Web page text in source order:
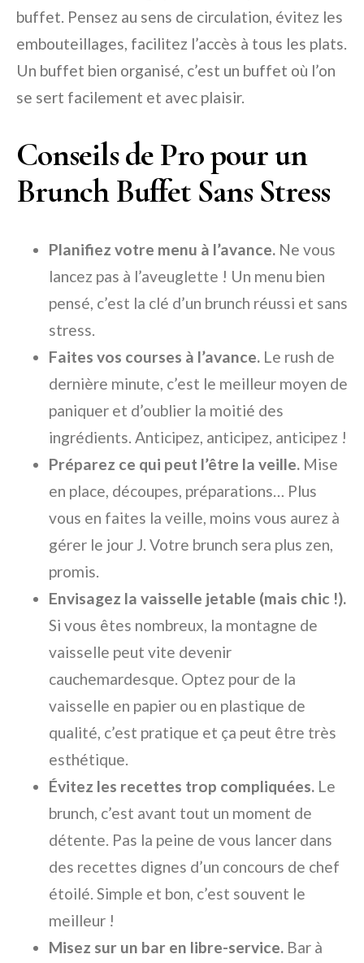
buffet. Pensez au sens de circulation, évitez les
embouteillages, facilitez l’accès à tous les plats.
Un buffet bien organisé, c’est un buffet où l’on
se sert facilement et avec plaisir.
Conseils de Pro pour un
Brunch Buffet Sans Stress
Planifiez votre menu à l’avance. Ne vous
lancez pas à l’aveuglette ! Un menu bien
pensé, c’est la clé d’un brunch réussi et sans
stress.
Faites vos courses à l’avance. Le rush de
dernière minute, c’est le meilleur moyen de
paniquer et d’oublier la moitié des
ingrédients. Anticipez, anticipez, anticipez !
Préparez ce qui peut l’être la veille. Mise
en place, découpes, préparations… Plus
vous en faites la veille, moins vous aurez à
gérer le jour J. Votre brunch sera plus zen,
promis.
Envisagez la vaisselle jetable (mais chic !).
Si vous êtes nombreux, la montagne de
vaisselle peut vite devenir
cauchemardesque. Optez pour de la
vaisselle en papier ou en plastique de
qualité, c’est pratique et ça peut être très
esthétique.
Évitez les recettes trop compliquées. Le
brunch, c’est avant tout un moment de
détente. Pas la peine de vous lancer dans
des recettes dignes d’un concours de chef
étoilé. Simple et bon, c’est souvent le
meilleur !
Misez sur un bar en libre-service. Bar à